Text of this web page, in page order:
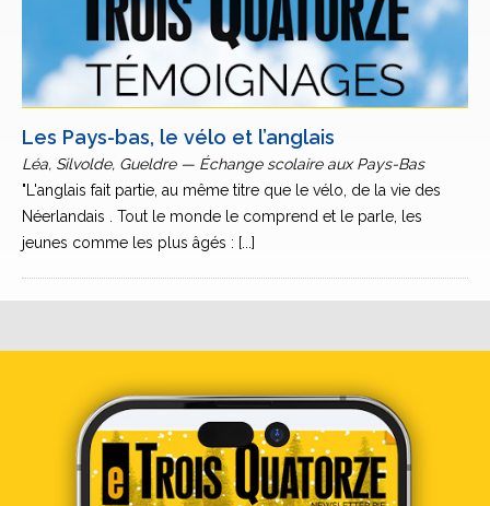
Les Pays-bas, le vélo et l’anglais
Léa, Silvolde, Gueldre — Échange scolaire aux Pays-Bas
"L'anglais fait partie, au même titre que le vélo, de la vie des
Néerlandais . Tout le monde le comprend et le parle, les
jeunes comme les plus âgés : [...]